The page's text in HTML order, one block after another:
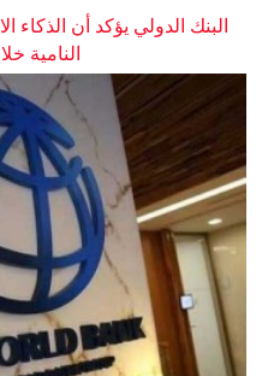
البنك الدولي يؤكد أن
النامية